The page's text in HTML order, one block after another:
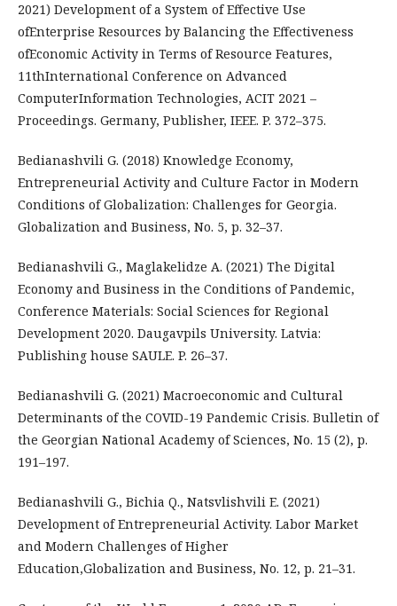
2021) Development of a System of Effective Use
ofEnterprise Resources by Balancing the Effectiveness
ofEconomic Activity in Terms of Resource Features,
11thInternational Conference on Advanced
ComputerInformation Technologies, ACIT 2021 –
Proceedings. Germany, Publisher, IEEE. P. 372–375.
Bedianashvili G. (2018) Knowledge Economy,
Entrepreneurial Activity and Culture Factor in Modern
Conditions of Globalization: Challenges for Georgia.
Globalization and Business, No. 5, p. 32–37.
Bedianashvili G., Maglakelidze A. (2021) The Digital
Economy and Business in the Conditions of Pandemic,
Conference Materials: Social Sciences for Regional
Development 2020. Daugavpils University. Latvia:
Publishing house SAULE. P. 26–37.
Bedianashvili G. (2021) Macroeconomic and Cultural
Determinants of the COVID-19 Pandemic Crisis. Bulletin of
the Georgian National Academy of Sciences, No. 15 (2), p.
191–197.
Bedianashvili G., Bichia Q., Natsvlishvili E. (2021)
Development of Entrepreneurial Activity. Labor Market
and Modern Challenges of Higher
Education,Globalization and Business, No. 12, p. 21–31.